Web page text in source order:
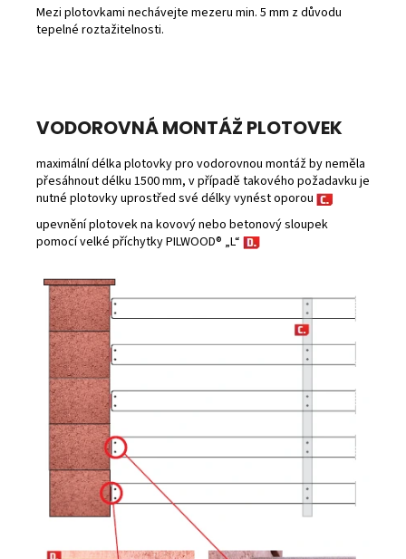
Mezi plotovkami nechávejte mezeru min. 5 mm z důvodu
tepelné roztažitelnosti.
VODOROVNÁ MONTÁŽ PLOTOVEK
maximální délka plotovky pro vodorovnou montáž by neměla
přesáhnout délku 1500 mm, v případě takového požadavku je
nutné plotovky uprostřed své délky vynést oporou
upevnění plotovek na kovový nebo betonový sloupek
pomocí velké příchytky PILWOOD® „L“